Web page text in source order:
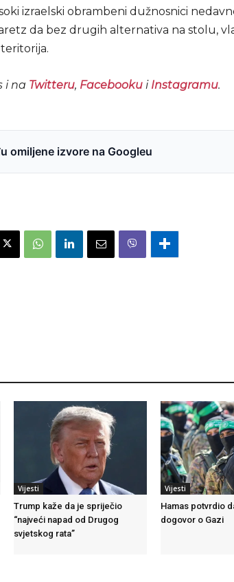
izraelski obrambeni dužnosnici
da bez drugih alternativa na stolu,
i na Twitteru, Facebookui Instagramu.
omiljene izvore na Googleu
Vijesti
Trump kaže da je spriječio
“najveći napad od Drugog
svjetskog rata”
Vijesti
Hamas potvrdio
dogovor o Gazi